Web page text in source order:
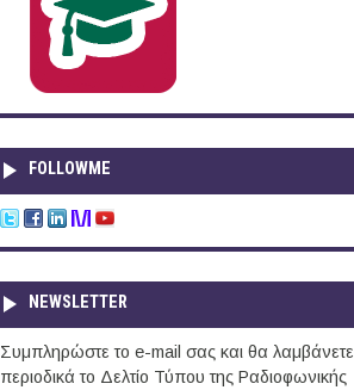
FOLLOWME
NEWSLETTER
Συμπληρώστε το e-mail σας και θα λαμβάνετε
περιοδικά το Δελτίο Τύπου της Ραδιοφωνικής